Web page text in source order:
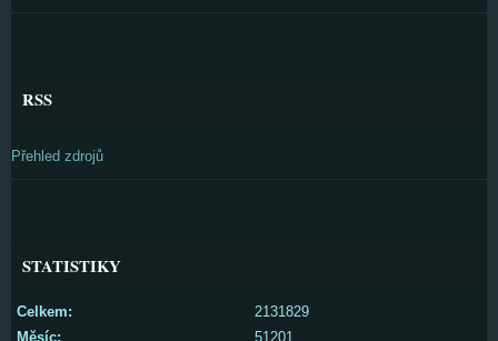
RSS
Přehled zdrojů
STATISTIKY
Celkem:
2131829
Měsíc:
51201